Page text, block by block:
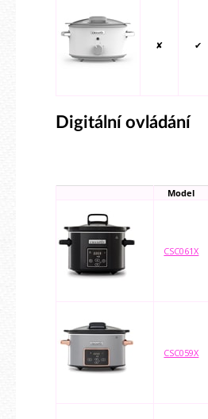
✘ ✔
Digitální ovládání
Model
CSC061X
CSC059X